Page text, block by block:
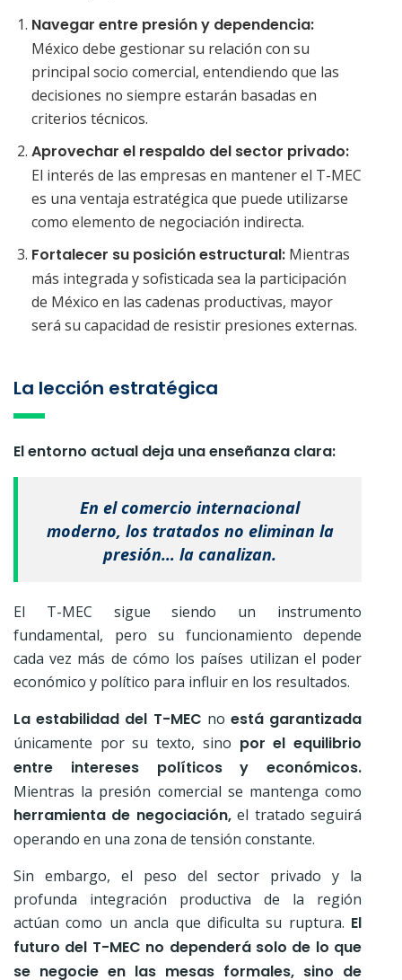
Navegar entre presión y dependencia:
México debe gestionar su relación con su
principal socio comercial, entendiendo que las
decisiones no siempre estarán basadas en
criterios técnicos.
Aprovechar el respaldo del sector privado:
El interés de las empresas en mantener el T-MEC
es una ventaja estratégica que puede utilizarse
como elemento de negociación indirecta.
Fortalecer su posición estructural: Mientras
más integrada y sofisticada sea la participación
de México en las cadenas productivas, mayor
será su capacidad de resistir presiones externas.
La lección estratégica
El entorno actual deja una enseñanza clara:
En el comercio internacional
moderno, los tratados no eliminan la
presión… la canalizan.
El T-MEC sigue siendo un instrumento
fundamental, pero su funcionamiento depende
cada vez más de cómo los países utilizan el poder
económico y político para influir en los resultados.
La estabilidad del T-MEC no está garantizada
únicamente por su texto, sino por el equilibrio
entre
intereses políticos y económicos.
Mientras la presión comercial se mantenga como
herramienta de negociación,el tratado seguirá
operando en una zona de tensión constante.
Sin embargo, el peso del sector privado y la
profunda integración productiva de la región
actúan como un ancla que dificulta su ruptura. El
futuro del T-MEC no dependerá solo de lo que
se negocie en las mesas formales, sino de